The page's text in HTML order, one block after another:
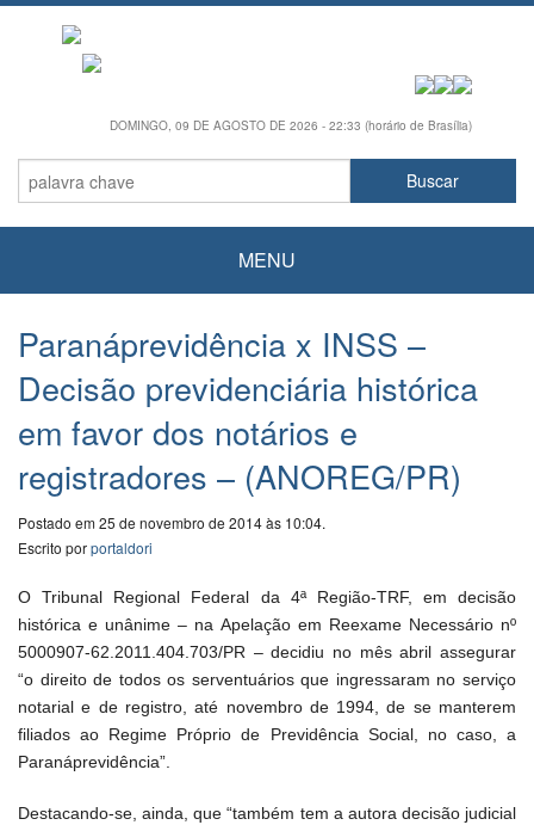
DOMINGO, 09 DE AGOSTO DE 2026 - 22:33 (horário de Brasília)
MENU
Paranáprevidência x INSS –
Decisão previdenciária histórica
em favor dos notários e
registradores – (ANOREG/PR)
Postado em 25 de novembro de 2014 às 10:04.
Escrito porportaldori
O Tribunal Regional Federal da 4ª Região-TRF, em decisão
histórica e unânime – na Apelação em Reexame Necessário nº
5000907-62.2011.404.703/PR – decidiu no mês abril assegurar
“o direito de todos os serventuários que ingressaram no serviço
notarial e de registro, até novembro de 1994, de se manterem
filiados ao Regime Próprio de Previdência Social, no caso, a
Paranáprevidência”.
Destacando-se, ainda, que “também tem a autora decisão judicial